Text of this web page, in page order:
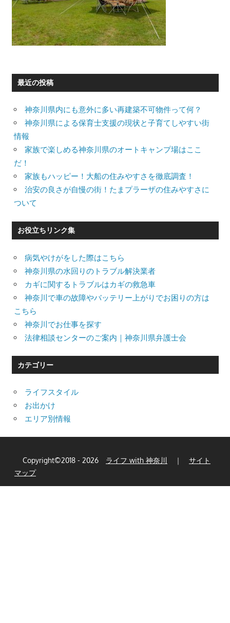
最近の投稿
神奈川県内にも意外に多い再建築不可物件って何？
神奈川県による保育士支援の現状と子育てしやすい街
情報
家族で楽しめる神奈川県のオートキャンプ場はここ
だ！
家族もハッピー！大船の住みやすさを徹底調査！
治安の良さが自慢の街！たまプラーザの住みやすさに
ついて
お役立ちリンク集
病気やけがをした際はこちら
神奈川県の水回りのトラブル解決業者
カギに関するトラブルはカギの救急車
神奈川で車の故障やバッテリー上がりでお困りの方は
こちら
神奈川でお仕事を探す
法律相談センターのご案内｜神奈川県弁護士会
カテゴリー
ライフスタイル
お出かけ
エリア別情報
Copyright©2018 - 2026 ライフ with 神奈川 ｜ サイト
マップ